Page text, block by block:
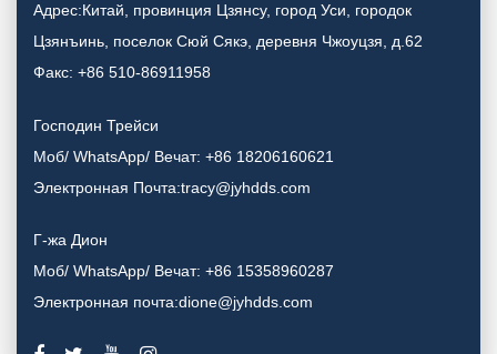
Адрес:Китай, провинция Цзянсу, город Уси, городок
Цзянъинь, поселок Сюй Сякэ, деревня Чжоуцзя, д.62
Факс: +86 510-86911958
Господин Трейси
Моб/ WhatsApp/ Вечат: +86 18206160621
Электронная Почта:tracy@jyhdds.com
Г-жа Дион
Моб/ WhatsApp/ Вечат: +86 15358960287
Электронная почта:dione@jyhdds.com